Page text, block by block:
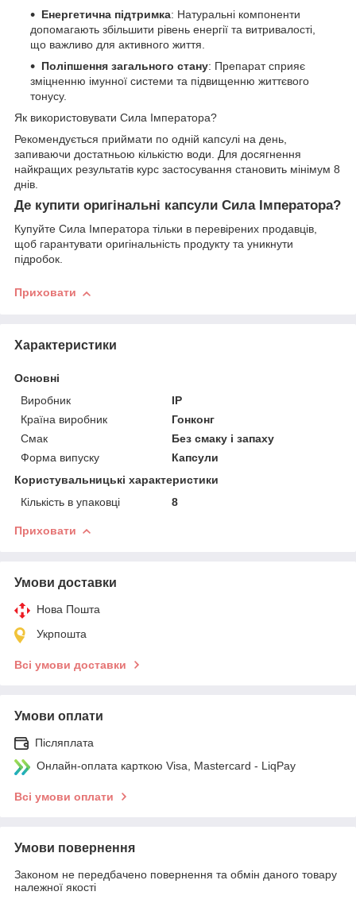
Енергетична підтримка: Натуральні компоненти
допомагають збільшити рівень енергії та витривалості,
що важливо для активного життя.
Поліпшення загального стану: Препарат сприяє
зміцненню імунної системи та підвищенню життєвого
тонусу.
Як використовувати Сила Імператора?
Рекомендується приймати по одній капсулі на день,
запиваючи достатньою кількістю води. Для досягнення
найкращих результатів курс застосування становить мінімум 8
днів.
Де купити оригінальні капсули Сила Імператора?
Купуйте Сила Імператора тільки в перевірених продавців,
щоб гарантувати оригінальність продукту та уникнути
підробок.
Приховати
Характеристики
Основні
Виробник
IP
Країна виробник
Гонконг
Смак
Без смаку і запаху
Форма випуску
Капсули
Користувальницькі характеристики
Кількість в упаковці
8
Приховати
Умови доставки
Нова Пошта
Укрпошта
Всі умови доставки
Умови оплати
Післяплата
Онлайн-оплата карткою Visa, Mastercard - LiqPay
Всі умови оплати
Умови повернення
Законом не передбачено повернення та обмін даного товару
належної якості